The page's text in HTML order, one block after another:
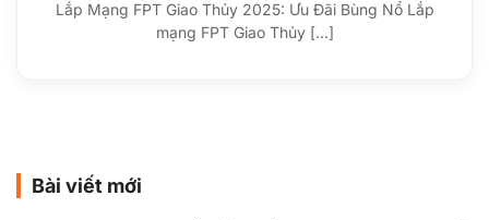
Lắp Mạng FPT Giao Thủy 2025: Ưu Đãi Bùng Nổ Lắp
mạng FPT Giao Thủy [...]
Bài viết mới